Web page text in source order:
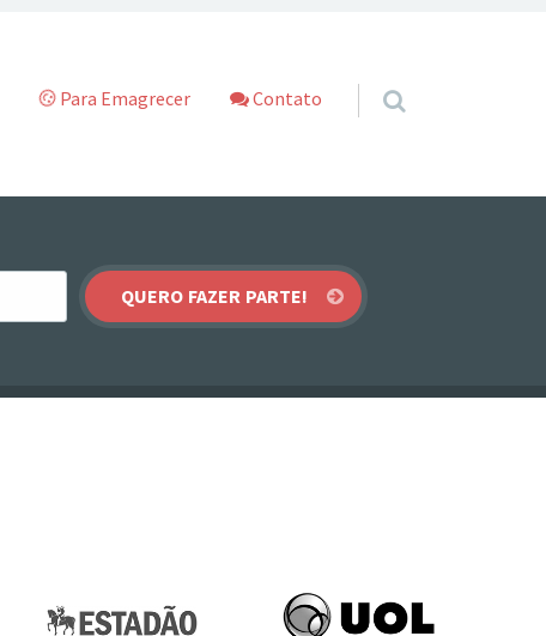
Para Emagrecer Contato